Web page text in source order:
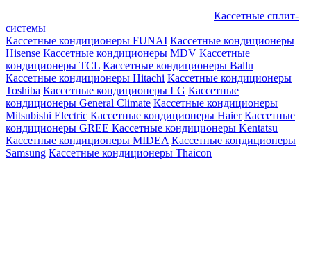
Кассетные сплит-
системы
Кассетные кондиционеры FUNAI Кассетные кондиционеры
Hisense Кассетные кондиционеры MDV Кассетные
кондиционеры TCL Кассетные кондиционеры Ballu
Кассетные кондиционеры Hitachi Кассетные кондиционеры
Toshiba Кассетные кондиционеры LG Кассетные
кондиционеры General Climate Кассетные кондиционеры
Mitsubishi Electric Кассетные кондиционеры Haier Кассетные
кондиционеры GREE Кассетные кондиционеры Kentatsu
Кассетные кондиционеры MIDEA Кассетные кондиционеры
Samsung Кассетные кондиционеры Thaicon